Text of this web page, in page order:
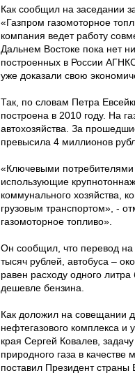
Как сообщил на заседании
«Газпром газомоторное
компания ведет работу
Дальнем Востоке пока нет
построенных в России
уже доказали свою
Так, по словам Петра
построена в 2010 году. На
автохозяйства. За
превысила 4 миллионов
«Ключевыми потребителями
использующие
коммунального хозяйства,
грузовым транспортом», -
газомоторное топливо».
Он сообщил, что перевод на
тысяч рублей, автобуса –
равен расходу одного
дешевле бензина.
Как доложил на совещании
нефтегазового комплекса
края Сергей Ковалев,
природного газа в качестве
поставил Президент